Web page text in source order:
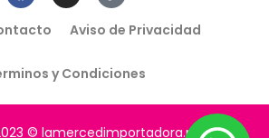
Aviso de Privacidad
y Condiciones
© lamercedimportadora.mx